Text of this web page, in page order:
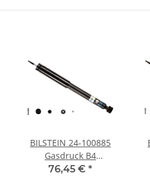
BILSTEIN 24-100885
Gasdruck B4
Stoßdämpfer Mercedes
76,45 € *